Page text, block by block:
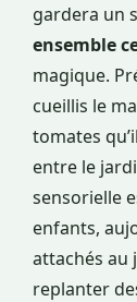
gardera un
ensemble
magique.
cueillis le
tomates
entre le
sensorielle
enfants,
attachés au
replanter